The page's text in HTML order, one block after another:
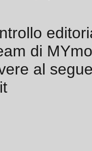
di
al